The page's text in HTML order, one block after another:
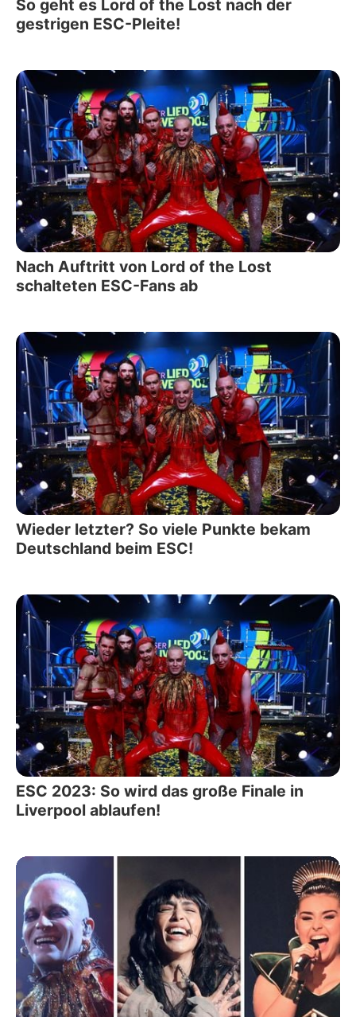
So geht es Lord of the Lost nach der
gestrigen ESC-Pleite!
Nach Auftritt von Lord of the Lost
schalteten ESC-Fans ab
Wieder letzter? So viele Punkte bekam
Deutschland beim ESC!
ESC 2023: So wird das große Finale in
Liverpool ablaufen!